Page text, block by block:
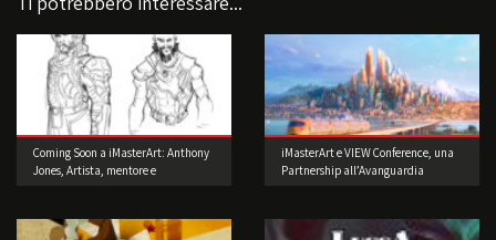
Coming Soon a iMasterArt: Anthony
Jones, Artista, mentore e
iMasterArt e VIEW Conference, una
Partnership all’Avanguardia